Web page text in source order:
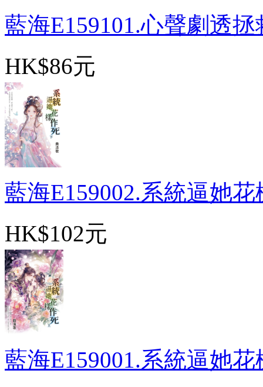
藍海E159101.心聲劇透拯
HK$86元
藍海E159002.系統逼她花
HK$102元
藍海E159001.系統逼她花